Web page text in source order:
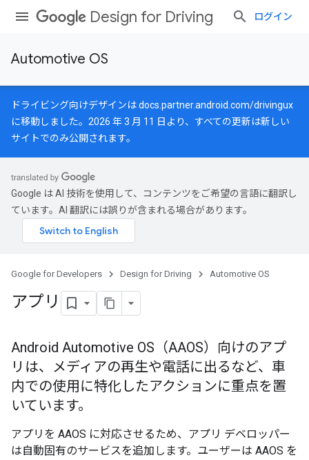
Design for Driving ログイン
Automotive OS
ドライビング向けデザインはdocs.partner.android.com/drivingux
に移動しました。2026 年 3 月 11 日より、すべての更新は新しい
サイトでのみ公開されます。
Google は AI 技術を使用して、コンテンツをご希望の言語に翻訳し
ています。AI 翻訳には誤りが含まれる場合があります。
Google for Developers Design for Driving Automotive OS
アプリ
Android Automotive OS（AAOS）向けのアプ
リは、メディアの再生や電話に出るなど、車
内での使用に特化したアクションに重点を置
いています。
アプリを AAOS に対応させるため、アプリ デベロッパー
は自動固有のサービスを追加します。ユーザーは AAOS を